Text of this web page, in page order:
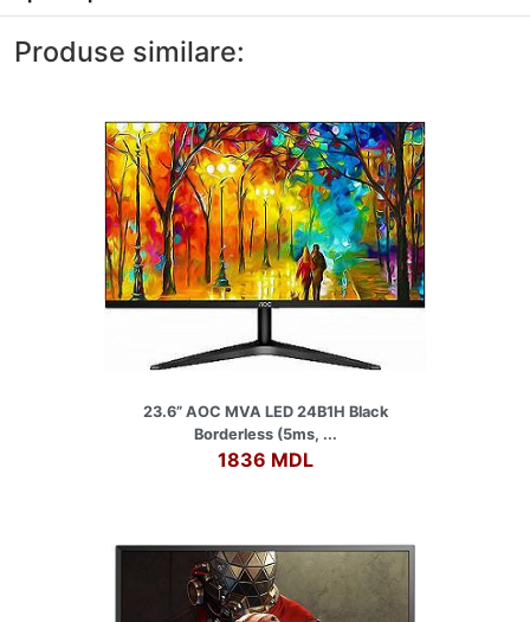
Produse similare:
23.6” AOC MVA LED 24B1H Black
Borderless (5ms, ...
1836 MDL